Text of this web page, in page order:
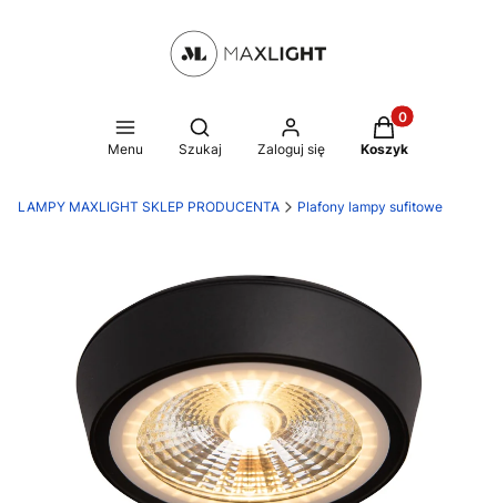
Menu
Otwórz wyszukiwarkę
Szukaj Zaloguj się
Produkty w
Koszyk
LAMPY MAXLIGHT SKLEP PRODUCENTA Plafony lampy sufitowe